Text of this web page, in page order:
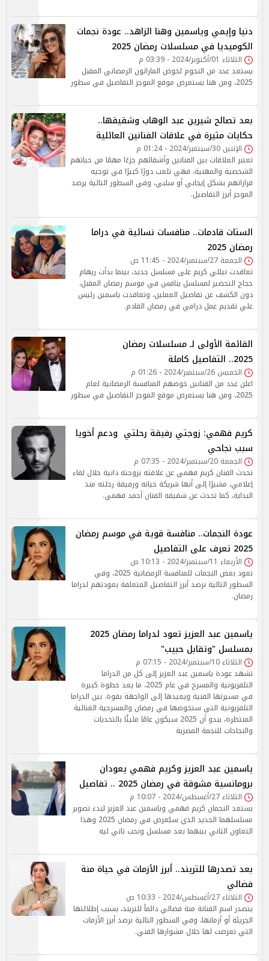
دنيا وإيمي وياسمين وهنا الزاهد.. عودة نجمات
الكوميديا في مسلسلات رمضان 2025
الثلاثاء 01/أكتوبر/2024 - 03:39 م
يستعد عدد من النجوم لخوض الماراثون الرمضاني المقبل
2025، ومن هنا يستعرض موقع الموجز التفاصيل في سطور
بعد تصالح شيرين عبد الوهاب وشقيقها..
حكايات مثيرة في علاقات الفنانين العائلية
الإثنين 30/سبتمبر/2024 - 01:24 م
تعتبر العلاقات بين الفنانين وأشقائهم جزءًا مهمًا من حياتهم
الشخصية والمهنية، فهي تلعب دورًا كبيرًا في توجيه
قراراتهم بشكل إيجابي أو سلبي، وفي السطور التالية يرصد
الموجز أبرز التفاصيل.
الستات قادمات.. منافسات نسائية في دراما
رمضان 2025
الجمعة 27/سبتمبر/2024 - 11:45 ص
تعاقدت نيللي كريم على مسلسل جديد، بينما بدأت ريهام
حجاج التحضير لمسلسل ينافس في موسم رمضان المقبل،
دون الكشف عن تفاصيل العملين، وتعاقدت ياسمين رئيس
علي تقديم عمل درامي في رمضان القادم.
القائمة الأولى لـ مسلسلات رمضان
2025.. التفاصيل كاملة
الخميس 26/سبتمبر/2024 - 01:26 م
اعلن عدد من الفنانين خوضهم المنافسة الرمضانية لعام
2025، ومن هنا يستعرض موقع الموجز التفاصيل في سطور
كريم فهمي: زوجتي رفيقة رحلتي ودعم أخويا
سبب نجاحي
الجمعة 20/سبتمبر/2024 - 07:35 م
تحدث الفنان كريم فهمي عن علاقته بزوجته دانية خلال لقاء
إعلامي، مشيرًا إلى أنها شريكة حياته ورفيقة رحلته منذ
البداية، كما تحدث عن شقيقه الفنان أحمد فهمي.
عودة النجمات.. منافسة قوية في موسم رمضان
2025 تعرف على التفاصيل
الأربعاء 11/سبتمبر/2024 - 10:13 ص
تعود بعض النجمات للمنافسة الرمضانية 2025، وفي
السطور التالية نرصد أبرز التفاصيل المتعلقة بعودتهم لدراما
رمضان.
ياسمين عبد العزيز تعود لدراما رمضان 2025
بمسلسل "وتقابل حبيب"
الثلاثاء 10/سبتمبر/2024 - 07:15 م
تشهد عودة ياسمين عبد العزيز إلى كل من الدراما
التلفزيونية والمسرح في عام 2025، ما يعد خطوة كبيرة
في مسيرتها الفنية ويعيدها إلى الواجهة بقوة. بين الدراما
التلفزيونية التي ستخوضها في رمضان والمسرحية الغنائية
المنتظرة، يبدو أن 2025 سيكون عامًا مليئًا بالتحديات
والنجاحات للنجمة المصرية
ياسمين عبد العزيز وكريم فهمي يعودان
برومانسية مشوقة في رمضان 2025 .. تفاصيل
الثلاثاء 27/أغسطس/2024 - 10:07 م
يستعد النجمان كريم فهمي وياسمين عبد العزيز لبدء تصوير
مسلسلهما الجديد الذي سيُعرض في رمضان 2025 وهذا
التعاون الثاني بينهما بعد مسلسل ونحب تاني ليه
بعد تصدرها للتريند.. أبرز الأزمات في حياة منة
فضالي
الثلاثاء 27/أغسطس/2024 - 10:33 ص
يتصدر اسم الفنانة منة فضالي دائماً للتريند، بسبب إطلالتها
الجريئة أو أزماتها، وفي السطور التالية نرصد أبرز الأزمات
التي تعرضت لها خلال مشوارها الفني.